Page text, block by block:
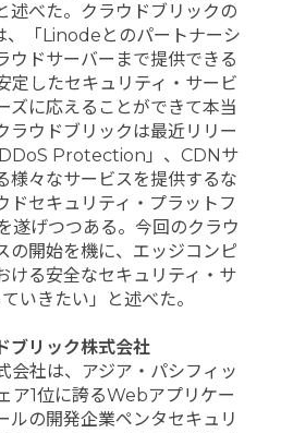
述べた。クラウドブリックの
、「Linodeとのパートナーシ
ウドサーバーまで提供できる
定したセキュリティ・サービ
ズに応えることができて本当
ラウドブリックは最近リリー
Protection」、CDNサ
様々なサービスを提供するな
ドセキュリティ・プラットフ
遂げつつある。今回のクラウ
の開始を機に、エッジコンピ
ける安全なセキュリティ・サ
いきたい」と述べた。
ブリック株式会社
会社は、アジア・パシフィッ
ア1位に誇るWebアプリケー
ルの開発企業ペンタセキュリ